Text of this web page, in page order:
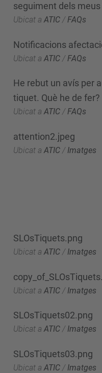
seguiment dels
Ubicat a ATIC /FAQs
Notificacions
Ubicat a ATIC / FAQs
He rebut un avís per
tiquet. Què he de fer?
Ubicat a ATIC /FAQs
attention2.jpeg
Ubicat a ATIC / Imatges
SLOsTiquets.png
Ubicat a ATIC / Imatges
Ubicat a ATIC / Imatges
SLOsTiquets02.png
Ubicat a ATIC / Imatges
SLOsTiquets03.png
Ubicat a ATIC / Imatges